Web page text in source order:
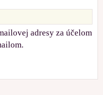
adresy za účelom